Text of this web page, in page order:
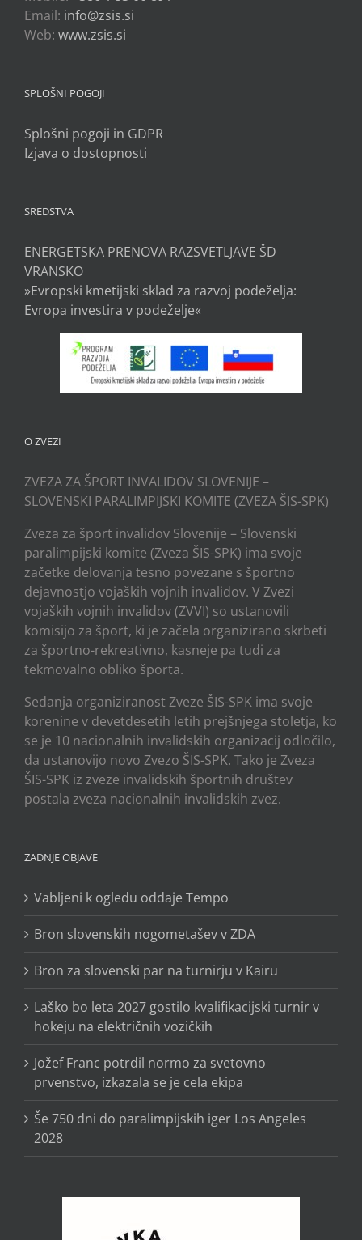
Email: info@zsis.si
Web: www.zsis.si
SPLOŠNI POGOJI
Splošni pogoji in GDPR
Izjava o dostopnosti
SREDSTVA
ENERGETSKA PRENOVA RAZSVETLJAVE ŠD
VRANSKO
»Evropski kmetijski sklad za razvoj podeželja:
Evropa investira v podeželje«
O ZVEZI
ZVEZA ZA ŠPORT INVALIDOV SLOVENIJE –
SLOVENSKI PARALIMPIJSKI KOMITE (ZVEZA ŠIS-SPK)
Zveza za šport invalidov Slovenije – Slovenski
paralimpijski komite (Zveza ŠIS-SPK) ima svoje
začetke delovanja tesno povezane s športno
dejavnostjo vojaških vojnih invalidov. V Zvezi
vojaških vojnih invalidov (ZVVI) so ustanovili
komisijo za šport, ki je začela organizirano skrbeti
za športno-rekreativno, kasneje pa tudi za
tekmovalno obliko športa.
Sedanja organiziranost Zveze ŠIS-SPK ima svoje
korenine v devetdesetih letih prejšnjega stoletja, ko
se je 10 nacionalnih invalidskih organizacij odločilo,
da ustanovijo novo Zvezo ŠIS-SPK. Tako je Zveza
ŠIS-SPK iz zveze invalidskih športnih društev
postala zveza nacionalnih invalidskih zvez.
ZADNJE OBJAVE
Vabljeni k ogledu oddaje Tempo
Bron slovenskih nogometašev v ZDA
Bron za slovenski par na turnirju v Kairu
Laško bo leta 2027 gostilo kvalifikacijski turnir v
hokeju na električnih vozičkih
Jožef Franc potrdil normo za svetovno
prvenstvo, izkazala se je cela ekipa
Še 750 dni do paralimpijskih iger Los Angeles
2028